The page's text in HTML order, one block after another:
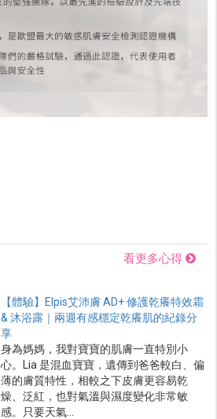
看更多心得
【體驗】Elpis艾沛膚 AD+ 修護乾癢特效霜
& 沐浴露｜兩週有感穩定乾癢肌的紀錄分
享
身為媽媽，我對寶寶的肌膚一直特別小
心。Lia 是混血寶寶，遺傳到爸爸較白、偏
薄的膚質特性，相較之下皮膚更容易乾
燥、泛紅，也對氣溫與濕度變化非常敏
感。只要天氣...